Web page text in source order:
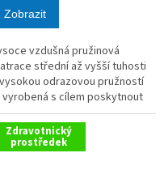
Zobrazit
vzdušná pružinová
střední až vyšší tuhosti
odrazovou pružností
vyrobená s cílem poskytnout
bodu na Vašem těle
úlevu i podporu.
Zdravotnický
prostředek